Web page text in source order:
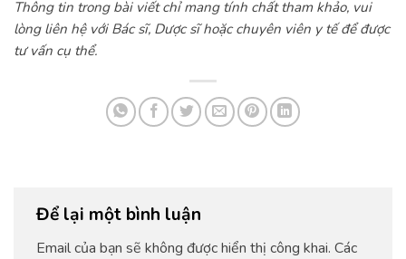
Thông tin trong bài viết chỉ mang tính chất tham khảo, vui
lòng liên hệ với Bác sĩ, Dược sĩ hoặc chuyên viên y tế để được
tư vấn cụ thể.
Để lại một bình luận
Email của bạn sẽ không được hiển thị công khai. Các